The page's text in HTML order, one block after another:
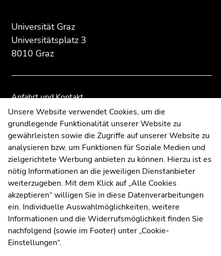
Universität Graz
Universitätsplatz 3
8010 Graz
Anfahrt und Kontakt
Kommunikation und Öffentlichkeitsarbeit
Moodle
UNIGRAZonline
Impressum
Datenschutzerklärung
Cookie-Einstellungen
Barrierefreiheitserklärung
WetterstationUni Graz
Übersicht
Seitenbereiche
Übersicht
Seitenbereiche
Unsere Website verwendet Cookies, um die
grundlegende Funktionalität unserer Website zu
gewährleisten sowie die Zugriffe auf unserer Website zu
analysieren bzw. um Funktionen für Soziale Medien und
zielgerichtete Werbung anbieten zu können. Hierzu ist es
nötig Informationen an die jeweiligen Dienstanbieter
weiterzugeben. Mit dem Klick auf „Alle Cookies
akzeptieren“ willigen Sie in diese Datenverarbeitungen
ein. Individuelle Auswahlmöglichkeiten, weitere
Informationen und die Widerrufsmöglichkeit finden Sie
nachfolgend (sowie im Footer) unter „Cookie-
Einstellungen“.